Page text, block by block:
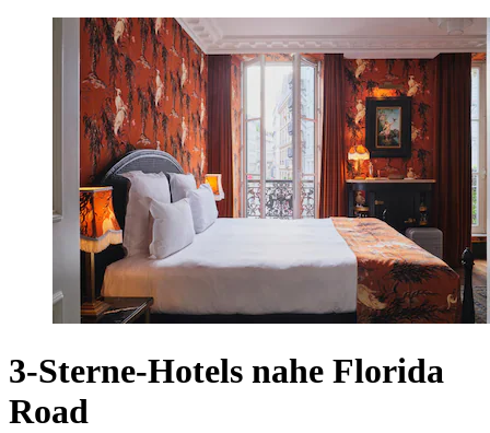
3-Sterne-Hotels nahe Florida
Road